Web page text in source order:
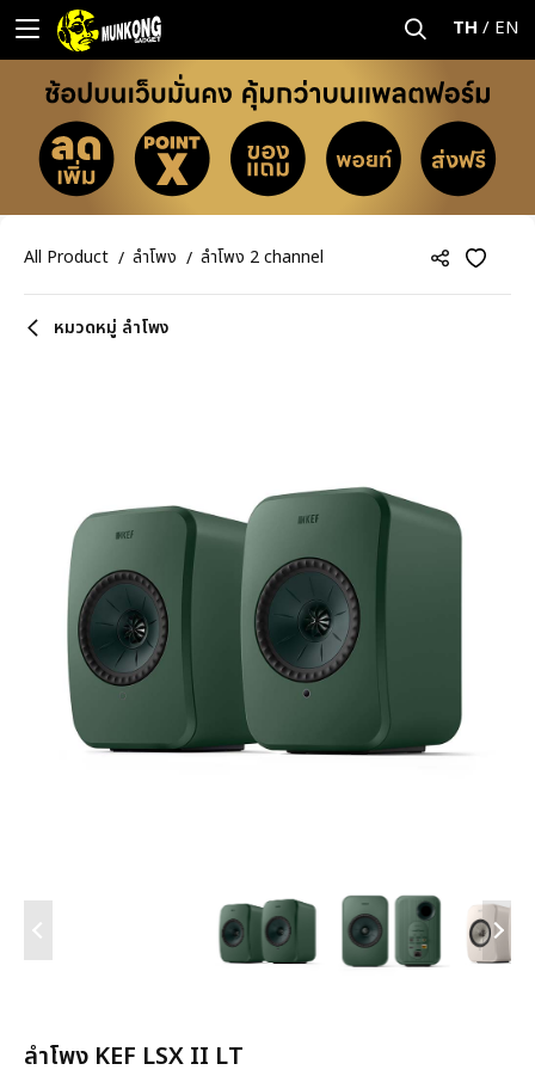
TH / EN
All Product ลำโพง ลำโพง 2 channel
หมวดหมู่ ลำโพง
ลำโพง KEF LSX II LT